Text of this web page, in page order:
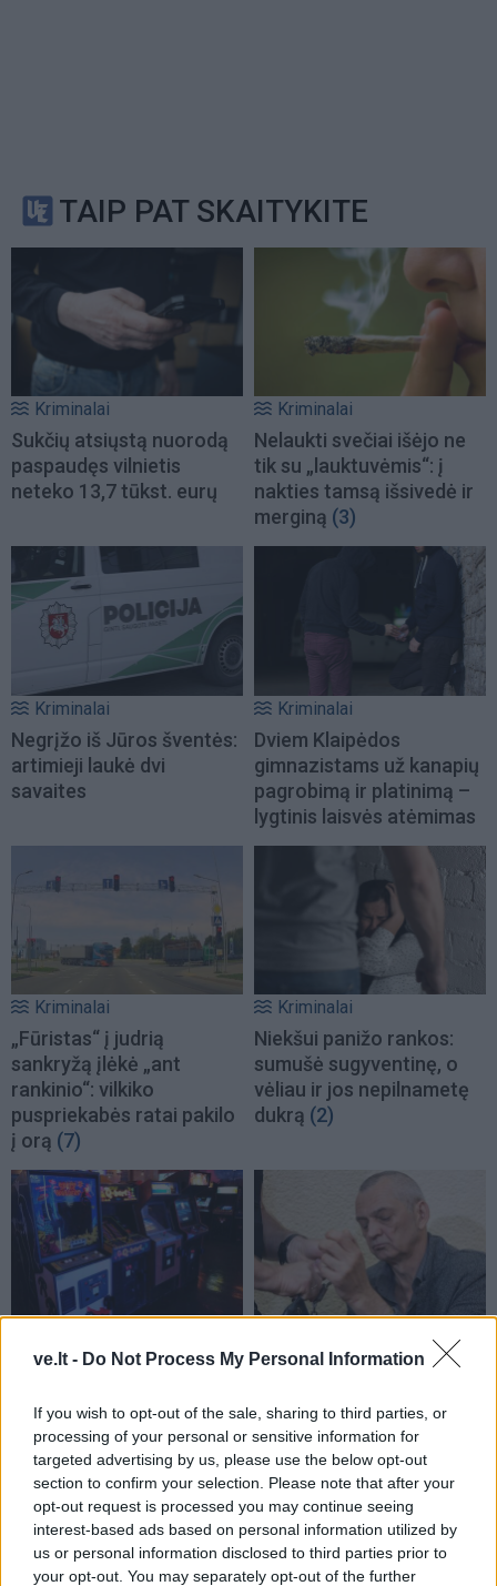
ve.lt - Do Not Process My Personal Information
If you wish to opt-out of the sale, sharing to third parties, or
processing of your personal or sensitive information for
targeted advertising by us, please use the below opt-out
section to confirm your selection. Please note that after your
opt-out request is processed you may continue seeing
interest-based ads based on personal information utilized by
us or personal information disclosed to third parties prior to
your opt-out. You may separately opt-out of the further
TAIP PAT SKAITYKITE
Kriminalai
Sukčių atsiųstą nuorodą
paspaudęs vilnietis
neteko 13,7 tūkst. eurų
Kriminalai
Nelaukti svečiai išėjo ne
tik su „lauktuvėmis“: į
nakties tamsą išsivedė ir
merginą (3)
Kriminalai
Negrįžo iš Jūros šventės:
artimieji laukė dvi
savaites
Kriminalai
Dviem Klaipėdos
gimnazistams už kanapių
pagrobimą ir platinimą –
lygtinis laisvės atėmimas
Kriminalai
„Fūristas“ į judrią
sankryžą įlėkė „ant
rankinio“: vilkiko
puspriekabės ratai pakilo
į orą (7)
Kriminalai
Niekšui panižo rankos:
sumušė sugyventinę, o
vėliau ir jos nepilnametę
dukrą (2)
Traukia it bites prie
ištuštino žaidimų
automatus (1)
Paramediko nužudymo
vienas įtariamųjų(3)